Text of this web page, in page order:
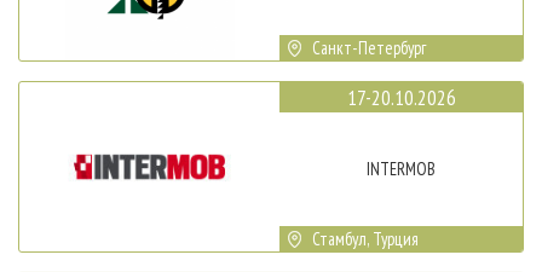
Санкт-Петербург
17-20.10.2026
INTERMOB
Стамбул, Турция